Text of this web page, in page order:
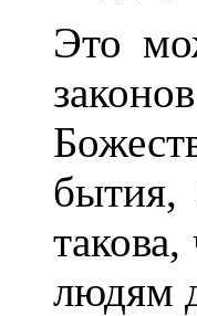
Это
бытия,
людям